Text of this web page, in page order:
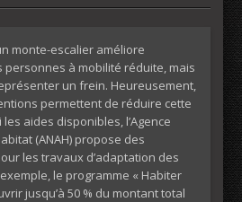
monte-escalier améliore
personnes à mobilité réduite, mais
un frein. Heureusement,
permettent de réduire cette
aides disponibles, l’Agence
(ANAH) propose des
les travaux d’adaptation des
le programme « Habiter
jusqu’à 50 % du montant total